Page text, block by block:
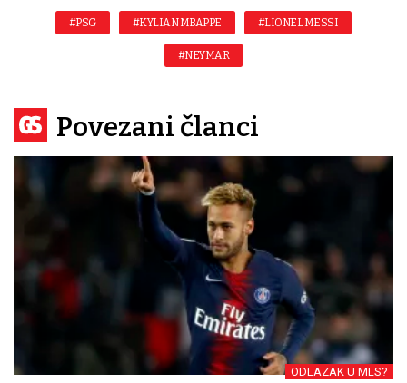
#PSG #KYLIAN MBAPPE #LIONEL MESSI
#NEYMAR
Povezani članci
ODLAZAK U MLS?